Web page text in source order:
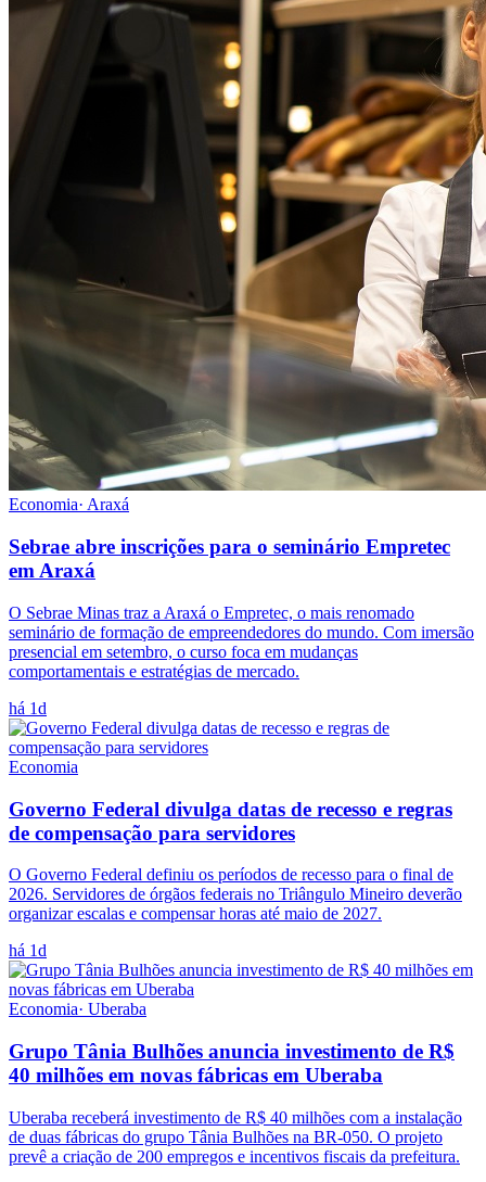
Economia· Araxá
Sebrae abre inscrições para o seminário Empretec
em Araxá
O Sebrae Minas traz a Araxá o Empretec, o mais renomado
seminário de formação de empreendedores do mundo. Com imersão
presencial em setembro, o curso foca em mudanças
comportamentais e estratégias de mercado.
há 1d
Economia
Governo Federal divulga datas de recesso e regras
de compensação para servidores
O Governo Federal definiu os períodos de recesso para o final de
2026. Servidores de órgãos federais no Triângulo Mineiro deverão
organizar escalas e compensar horas até maio de 2027.
há 1d
Economia· Uberaba
Grupo Tânia Bulhões anuncia investimento de R$
40 milhões em novas fábricas em Uberaba
Uberaba receberá investimento de R$ 40 milhões com a instalação
de duas fábricas do grupo Tânia Bulhões na BR-050. O projeto
prevê a criação de 200 empregos e incentivos fiscais da prefeitura.